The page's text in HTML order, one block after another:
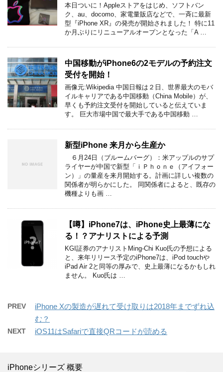
本日ついに！Appleストアをはじめ、ソフトバン
ク、au、docomo、家電量販店などで、一斉に最新
型『iPhone XR』の発売が開始されました！ 特に11
か月ぶりにリニューアルオープンとなった「A …
中国移動がiPhone6の2モデルの予約注文
受付を開始！
画像元:Wikipedia 中国日報は２日、世界最大のモバ
イルキャリアである中国移動（China Mobile）が、
早くも予約注文受付を開始していると伝えていま
す。 巨大市場中国で最大手である中国移動 …
新型iPhone 来月から生産か
６月24日（ブルームバーグ）：米アップルのサプ
ライヤーが中国で新型「ｉＰｈｏｎｅ（アイフォー
ン）」の量産を来月開始する。計画に詳しい複数の
関係者が明らかにした。 同関係者によると、既存の
機種よりも画 …
【噂】iPhone7は、iPhone史上最薄にな
る！？アナリストによる予測
KGI証券のアナリストMing-Chi Kuo氏の予想による
と、来年リリース予定のiPhone7は、iPod touchや
iPad Air 2と同等の厚みで、史上最薄になるかもしれ
ません。 Kuo氏は …
PREV
iPhone Xの製造が遅れて受け取りは2018年までずれ込
む？
NEXT iOS11はSafariで直接QRコードが読める
iPhoneシリーズ 概要